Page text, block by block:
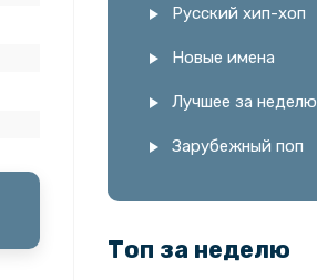
Русский хип-хоп
Новые имена
Лучшее за неделю
Зарубежный поп
Топ за неделю